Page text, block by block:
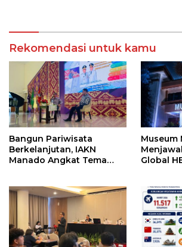
Rekomendasi untuk kamu
Bangun Pariwisata
Berkelanjutan, IAKN
Manado Angkat Tema
Museum
Global